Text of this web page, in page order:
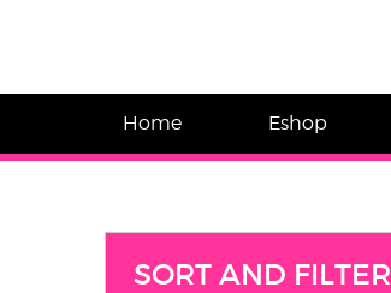
Home Eshop
SORT AND FILTER